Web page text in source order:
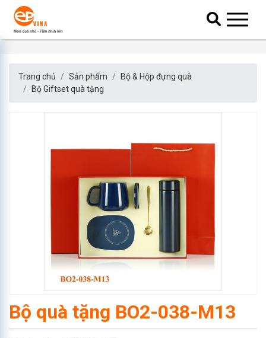
Trang chủ Sản phẩm
Bộ & Hộp đựng quà
Bộ Giftset quà tặng
Bộ quà tặng BO2-038-M13